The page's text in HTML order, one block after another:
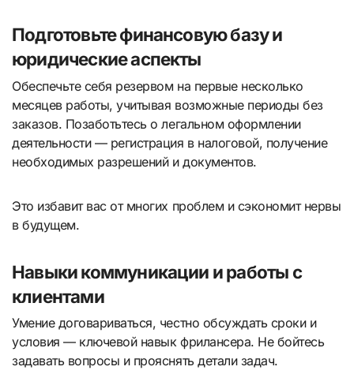
Подготовьте финансовую базу и
юридические аспекты
Обеспечьте себя резервом на первые несколько
месяцев работы, учитывая возможные периоды без
заказов. Позаботьтесь о легальном оформлении
деятельности — регистрация в налоговой, получение
необходимых разрешений и документов.
Это избавит вас от многих проблем и сэкономит нервы
в будущем.
Навыки коммуникации и работы с
клиентами
Умение договариваться, честно обсуждать сроки и
условия — ключевой навык фрилансера. Не бойтесь
задавать вопросы и прояснять детали задач.